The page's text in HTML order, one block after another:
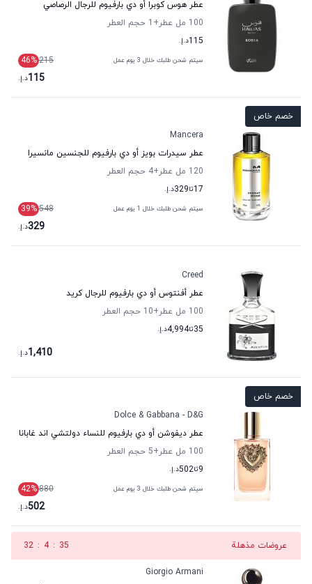
عطر هوس كوبرا أو دي بارفيوم للرجال الرصاصي
100 مل عطر
+1
حجم العطر
115د.إ.
سيتم شحن طلبك خلال 3 يوم عمل 215
46%
115د.إ.
خصم خاص
Mancera
عطر سيدرات بويز أو دي بارفيوم للجنسين مانسيرا
120 مل عطر
+4
حجم العطر
17تا329د.إ.
سيتم شحن طلبك خلال 1 يوم عمل 548
39%
329د.إ.
Creed
عطر أفنتوس أو دي بارفيوم للرجال كريد
100 مل عطر
+10
حجم العطر
35تا4,994د.إ.
1,410د.إ.
خصم خاص
Dolce & Gabbana - D&G
عطر ديفوشن أو دي بارفيوم للنساء دولتشي اند غابانا
100 مل عطر
+5
حجم العطر
9تا502د.إ.
سيتم شحن طلبك خلال 3 يوم عمل 880
42%
502د.إ.
عروضات مذهلة 34
:
4
:
32
Giorgio Armani